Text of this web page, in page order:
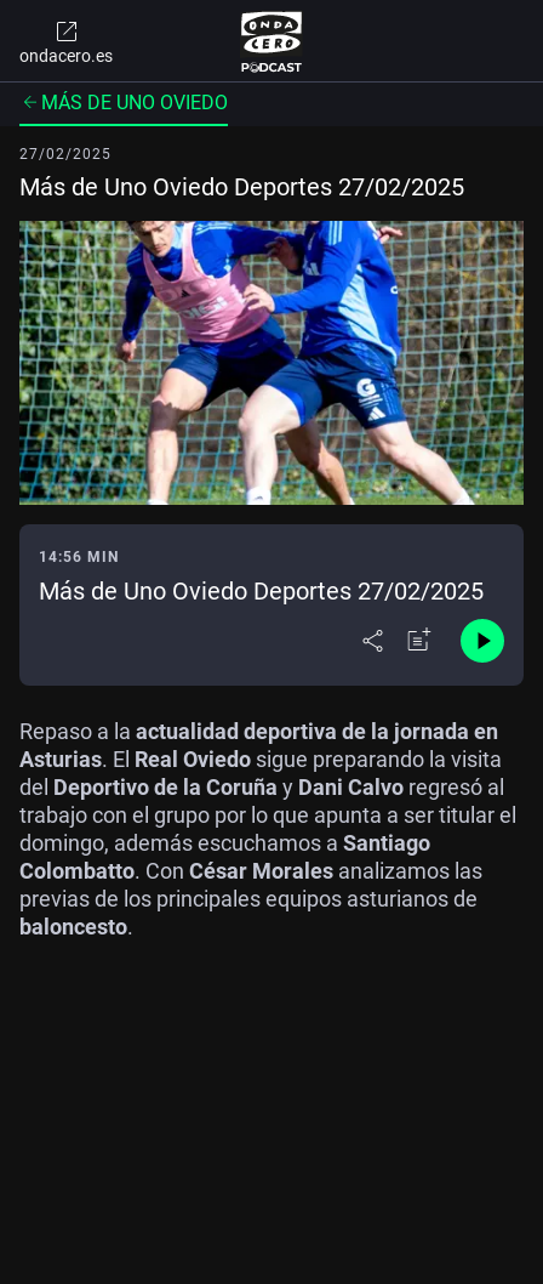
ondacero.es
MÁS DE UNO OVIEDO
27/02/2025
Más de Uno Oviedo Deportes 27/02/2025
14:56 MIN
Más de Uno Oviedo Deportes 27/02/2025
Repaso a la actualidad deportiva de la jornada en
Asturias. El Real Oviedo sigue preparando la visita
del Deportivo de la Coruña y Dani Calvo regresó al
trabajo con el grupo por lo que apunta a ser titular el
domingo, además escuchamos a Santiago
Colombatto. Con César Morales analizamos las
previas de los principales equipos asturianos de
baloncesto.